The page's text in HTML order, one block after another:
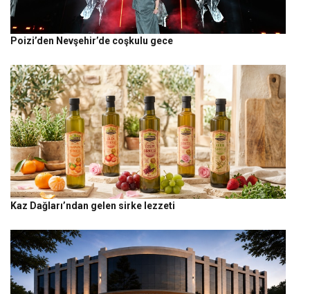
Poizi’den Nevşehir’de coşkulu gece
Kaz Dağları’ndan gelen sirke lezzeti